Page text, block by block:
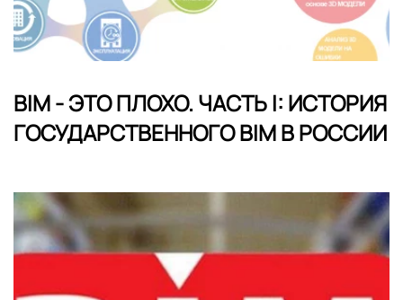
BIM - ЭТО ПЛОХО. ЧАСТЬ I: ИСТОРИЯ
ГОСУДАРСТВЕННОГО BIM В РОССИИ